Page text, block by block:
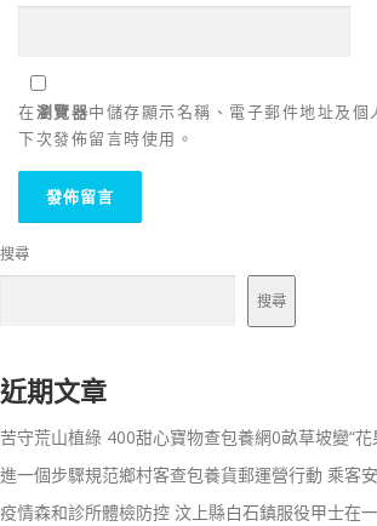
在瀏覽器中儲存顯示名稱、電子郵件地址及個
下次發佈留言時使用。
搜尋
搜尋
近期文章
苦守荒山植綠 400甜心寶物查包養網0畝草坡變“花
進一個步驟規范鄉村客查包養貨郵運營行動 乘客
疫情森和診所體檢防控 汶上縣白石鎮服役甲士在